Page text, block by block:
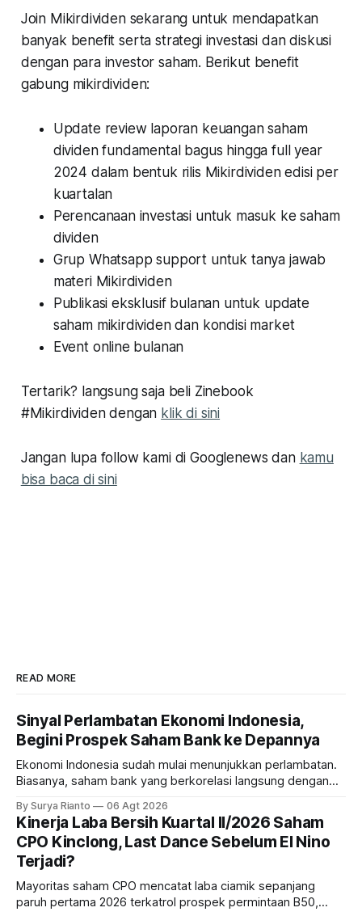
Join Mikirdividen sekarang untuk mendapatkan
banyak benefit serta strategi investasi dan diskusi
dengan para investor saham. Berikut benefit
gabung mikirdividen:
Update review laporan keuangan saham
dividen fundamental bagus hingga full year
2024 dalam bentuk rilis Mikirdividen edisi per
kuartalan
Perencanaan investasi untuk masuk ke saham
dividen
Grup Whatsapp support untuk tanya jawab
materi Mikirdividen
Publikasi eksklusif bulanan untuk update
saham mikirdividen dan kondisi market
Event online bulanan
Tertarik? langsung saja beli Zinebook
#Mikirdividen dengan klik di sini
Jangan lupa follow kami di Googlenews dan kamu
bisa baca di sini
READ MORE
Sinyal Perlambatan Ekonomi Indonesia,
Begini Prospek Saham Bank ke Depannya
Ekonomi Indonesia sudah mulai menunjukkan perlambatan.
Biasanya, saham bank yang berkorelasi langsung dengan
bank ke depannya?
By Surya Rianto 06 Agt 2026
Kinerja Laba Bersih Kuartal II/2026 Saham
CPO Kinclong, Last Dance Sebelum El Nino
Terjadi?
Mayoritas saham CPO mencatat laba ciamik sepanjang
paruh pertama 2026 terkatrol prospek permintaan B50,